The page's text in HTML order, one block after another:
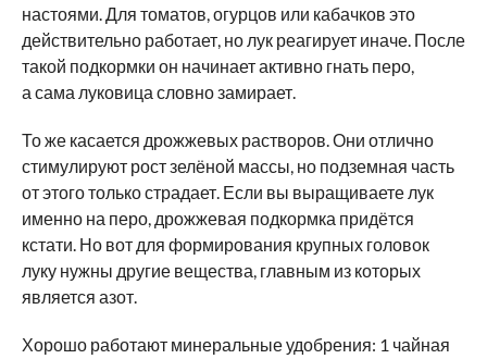
настоями. Для томатов, огурцов или кабачков это
действительно работает, но лук реагирует иначе. После
такой подкормки он начинает активно гнать перо,
а сама луковица словно замирает.
То же касается дрожжевых растворов. Они отлично
стимулируют рост зелёной массы, но подземная часть
от этого только страдает. Если вы выращиваете лук
именно на перо, дрожжевая подкормка придётся
кстати. Но вот для формирования крупных головок
луку нужны другие вещества, главным из которых
является азот.
Хорошо работают минеральные удобрения: 1 чайная